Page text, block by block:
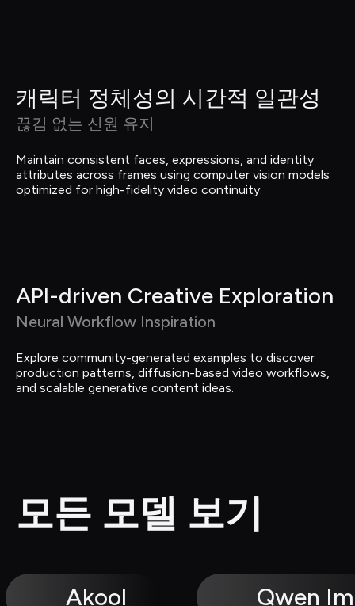
캐릭터 정체성의 시간적 일관성
끊김 없는 신원 유지
Maintain consistent faces, expressions, and identity
attributes across frames using computer vision models
optimized for high-fidelity video continuity.
API-driven Creative Exploration
Neural Workflow Inspiration
Explore community-generated examples to discover
production patterns, diffusion-based video workflows,
and scalable generative content ideas.
모든 모델 보기
Akool Qwen